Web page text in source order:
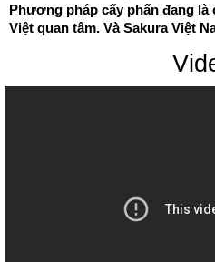
Phương pháp cấy phấn đang
Việt quan tâm. Và Sakura Việt